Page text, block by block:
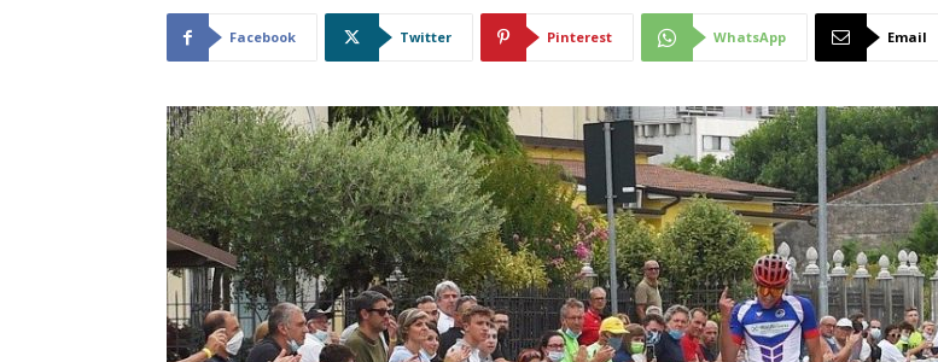
Mantova
Facebook Twitter Pinterest WhatsApp Email